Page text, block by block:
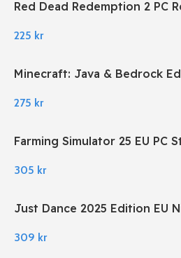
Red Dead Redemption 2 PC
225 kr
Minecraft: Java & Bedrock
275 kr
Farming Simulator 25 EU PC
305 kr
Just Dance 2025 Edition EU
309 kr